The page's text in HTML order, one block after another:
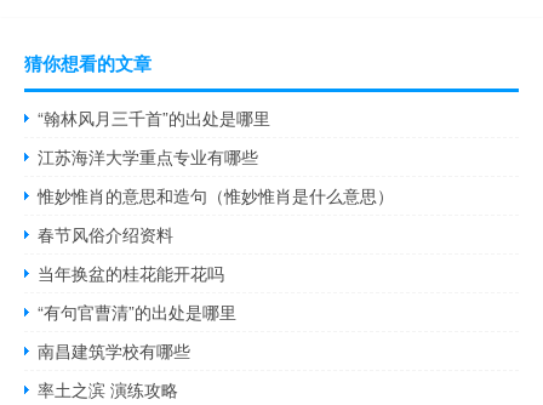
猜你想看的文章
“翰林风月三千首”的出处是哪里
江苏海洋大学重点专业有哪些
惟妙惟肖的意思和造句（惟妙惟肖是什么意思）
春节风俗介绍资料
当年换盆的桂花能开花吗
“有句官曹清”的出处是哪里
南昌建筑学校有哪些
率土之滨 演练攻略